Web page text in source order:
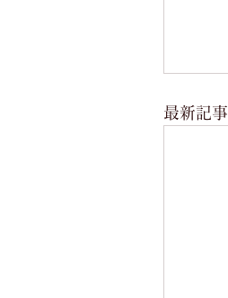
最新記事